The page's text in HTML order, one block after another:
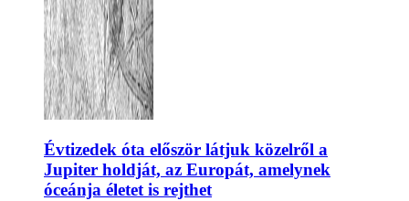
Évtizedek óta először látjuk közelről a
Jupiter holdját, az Europát, amelynek
óceánja életet is rejthet